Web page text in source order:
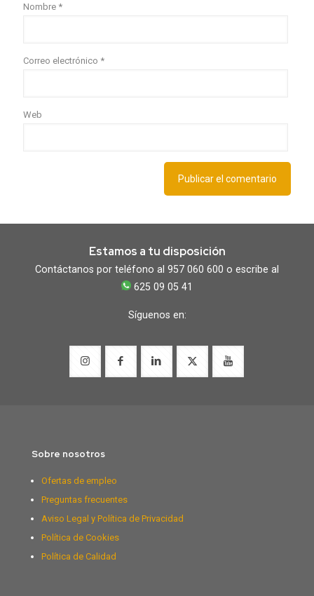
Nombre *
Correo electrónico *
Web
Estamos a tu disposición
Contáctanos por teléfono al 957 060 600 o escribe al
625 09 05 41
Síguenos en:
Sobre nosotros
Ofertas de empleo
Preguntas frecuentes
Aviso Legal y Política de Privacidad
Política de Cookies
Política de Calidad